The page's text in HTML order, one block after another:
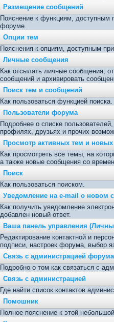
Размещение сообщений
Пояснение к функциям, доступным
форуме.
Опции тем
Пояснения к опциям, доступным
Личные сообщения
Как отсылать личные сообщения,
сообщений и архивировать
Поиск тем и сообщений
Как пользоваться функцией поиска.
Пользователи форума
Подробнее о списке
профилях, друзьях и прочих
Просмотр активных тем и
Как просмотреть все темы, на
а также новые сообщения со
Поиск
Как пользоваться поиском.
Уведомление на е-mail о новом
Как получить уведомление
добавлен новый ответ.
Ваша панель управления
Редактирование контактной и
подписи, настроек форума, выбор
Связь с администрацией форума
Подробно о том как связаться с
Связь с администрацией
Где найти список контактов
Помошник
Полное пояснение к этой